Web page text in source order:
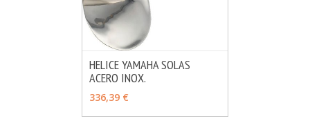
VER OPCIONES
HELICE YAMAHA SOLAS
ACERO INOX.
336,39 €